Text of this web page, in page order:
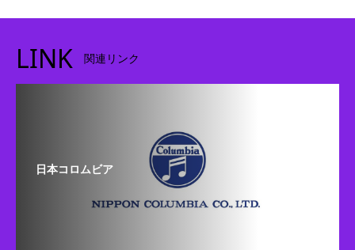
LINK 関連リンク
日本コロムビア